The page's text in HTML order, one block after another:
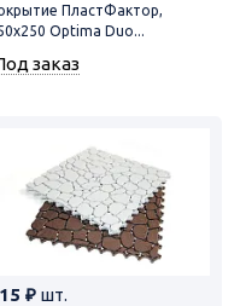
ПластФактор,
Optima Duo...
заказ
₽ шт.